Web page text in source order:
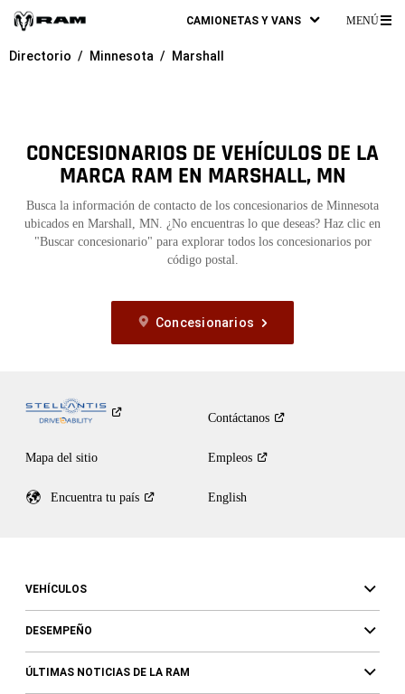
CAMIONETAS Y VANS MENÚ
Directorio Minnesota Marshall
CONCESIONARIOS DE VEHÍCULOS DE LA
MARCA RAM EN MARSHALL, MN
Busca la información de contacto de los concesionarios de Minnesota
ubicados en Marshall, MN. ¿No encuentras lo que deseas? Haz clic en
"Buscar concesionario" para explorar todos los concesionarios por
código postal.
Concesionarios
Contáctanos
Mapa del sitio Empleos
Encuentra tu país English
VEHÍCULOS
DESEMPEÑO
ÚLTIMAS NOTICIAS DE LA RAM